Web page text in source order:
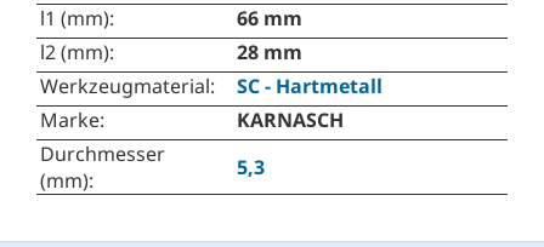
l1 (mm):
66 mm
l2 (mm):
28 mm
Werkzeugmaterial:
SC - Hartmetall
Marke:
KARNASCH
Durchmesser
(mm): 5,3